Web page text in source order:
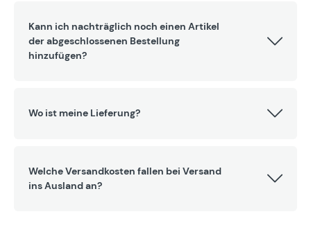
Kann ich nachträglich noch einen Artikel
der abgeschlossenen Bestellung
hinzufügen?
Wo ist meine Lieferung?
Welche Versandkosten fallen bei Versand
ins Ausland an?